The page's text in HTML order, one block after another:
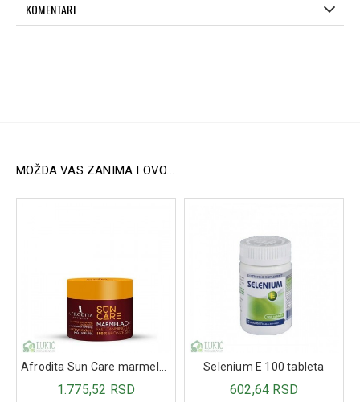
KOMENTARI
MOŽDA VAS ZANIMA I OVO...
Afrodita Sun Care marmelada Bronze 200ml
1.775,52 RSD
Selenium E 100 tableta
602,64 RSD